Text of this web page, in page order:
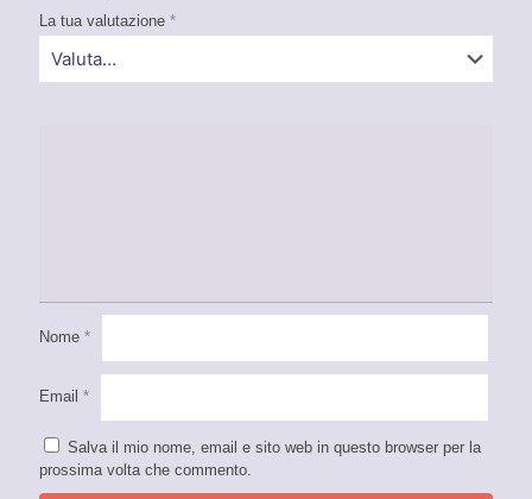
La tua valutazione *
Nome *
Email *
Salva il mio nome, email e sito web in questo browser per la
prossima volta che commento.